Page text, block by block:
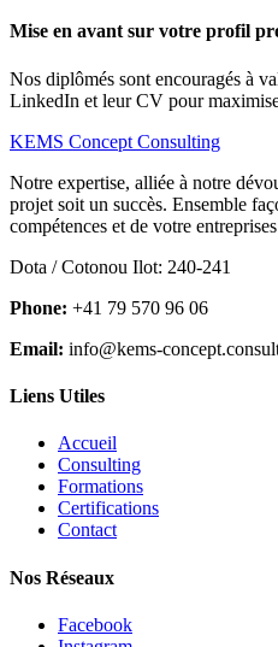
Mise en avant sur votre profil
Nos diplômés sont encouragés à
LinkedIn et leur CV pour
KEMS Concept Consulting
Notre expertise, alliée à notre
projet soit un succès. Ensemble
compétences et de votre
Dota / Cotonou Ilot: 240-241
Phone: +41 79 570 96 06
Email: info@kems-
Liens Utiles
Accueil
Consulting
Formations
Certifications
Contact
Nos Réseaux
Facebook